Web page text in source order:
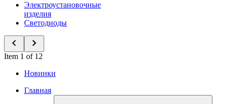
Электроустановочные
изделия
Светодиоды
Item 1 of 12
Новинки
Главная